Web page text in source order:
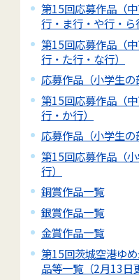
第15回応募作品（
行・ま行・や行・ら
第15回応募作品（
行・た行・な行）
応募作品（小学生の
第15回応募作品（
行・か行）
応募作品（小学生の
第15回応募作品（
行）
銅賞作品一覧
銀賞作品一覧
金賞作品一覧
第15回茨城空港ゆ
品等一覧（2月13日